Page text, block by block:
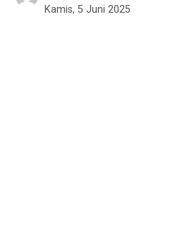
Kamis, 5 Juni 2025